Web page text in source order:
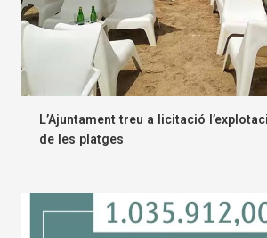
L’Ajuntament treu a licitació
de les platges